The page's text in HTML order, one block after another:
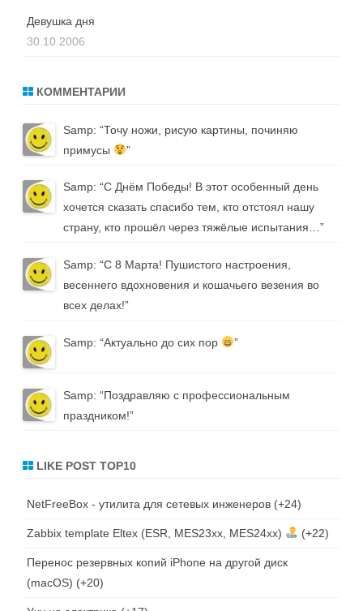
Девушка дня
30.10.2006
КОММЕНТАРИИ
Samp: “Точу ножи, рисую картины, починяю
примусы
”
Samp: “С Днём Победы! В этот особенный день
хочется сказать спасибо тем, кто отстоял нашу
страну, кто прошёл через тяжёлые испытания…”
Samp: “С 8 Марта! Пушистого настроения,
весеннего вдохновения и кошачьего везения во
всех делах!”
Samp: “Актуально до сих пор ”
Samp: “Поздравляю с профессиональным
праздником!”
LIKE POST TOP10
NetFreeBox - утилита для сетевых инженеров +24
Zabbix template Eltex (ESR, MES23xx, MES24xx) +22
Перенос резервных копий iPhone на другой диск
(macOS)
+20